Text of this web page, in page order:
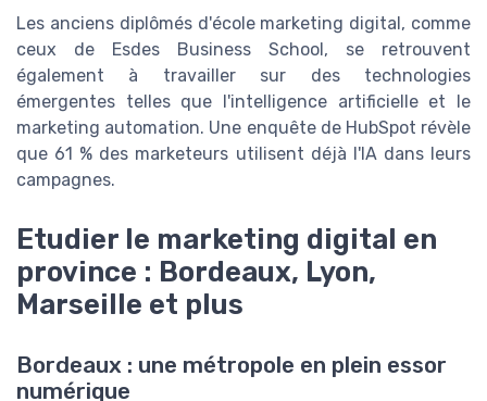
Les anciens diplômés d'école marketing digital, comme
ceux de Esdes Business School, se retrouvent
également à travailler sur des technologies
émergentes telles que l'intelligence artificielle et le
marketing automation. Une enquête de HubSpot révèle
que 61 % des marketeurs utilisent déjà l'IA dans leurs
campagnes.
Etudier le marketing digital en
province : Bordeaux, Lyon,
Marseille et plus
Bordeaux : une métropole en plein essor
numérique